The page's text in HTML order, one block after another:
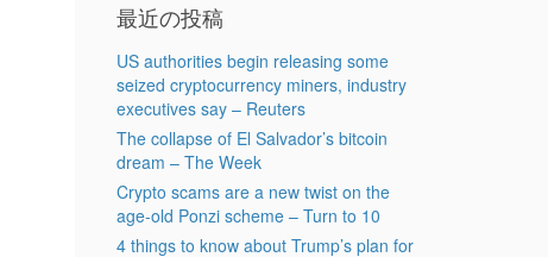
最近の投稿
US authorities begin releasing some
seized cryptocurrency miners, industry
executives say – Reuters
The collapse of El Salvador’s bitcoin
dream – The Week
Crypto scams are a new twist on the
age-old Ponzi scheme – Turn to 10
4 things to know about Trump’s plan for